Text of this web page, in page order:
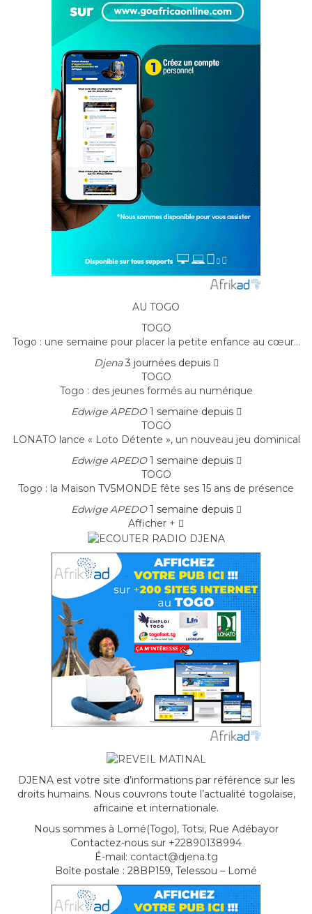
AU TOGO
TOGO
Togo : une semaine pour placer la petite enfance au cœur…
Djena3 journées depuis
TOGO
Togo : des jeunes formés au numérique
Edwige APEDO1 semaine depuis
TOGO
LONATO lance « Loto Détente », un nouveau jeu dominical
Edwige APEDO1 semaine depuis
TOGO
Togo : la Maison TV5MONDE fête ses 15 ans de présence
Edwige APEDO1 semaine depuis
Afficher +
DJENA est votre site d’informations par référence sur les
droits humains. Nous couvrons toute l’actualité togolaise,
africaine et internationale.
Nous sommes à Lomé(Togo), Totsi, Rue Adébayor
Contactez-nous sur +22890138994
É-mail: contact@djena.tg
Boîte postale : 28BP159, Telessou – Lomé